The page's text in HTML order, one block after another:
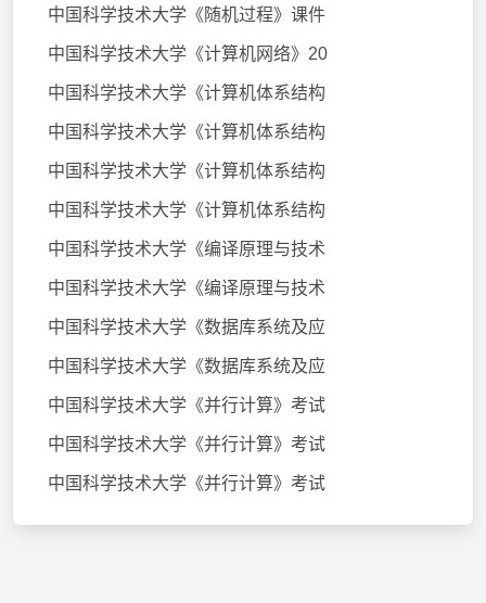
中国科学技术大学《随机过程》课件
中国科学技术大学《计算机网络》20
中国科学技术大学《计算机体系结构
中国科学技术大学《计算机体系结构
中国科学技术大学《计算机体系结构
中国科学技术大学《计算机体系结构
中国科学技术大学《编译原理与技术
中国科学技术大学《编译原理与技术
中国科学技术大学《数据库系统及应
中国科学技术大学《数据库系统及应
中国科学技术大学《并行计算》考试
中国科学技术大学《并行计算》考试
中国科学技术大学《并行计算》考试